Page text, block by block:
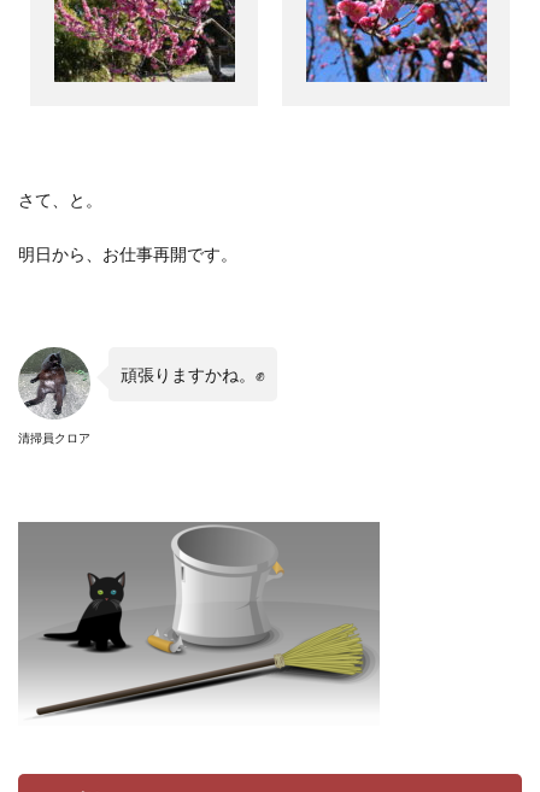
さて、と。
明日から、お仕事再開です。
清掃員クロア
頑張りますかね。✊